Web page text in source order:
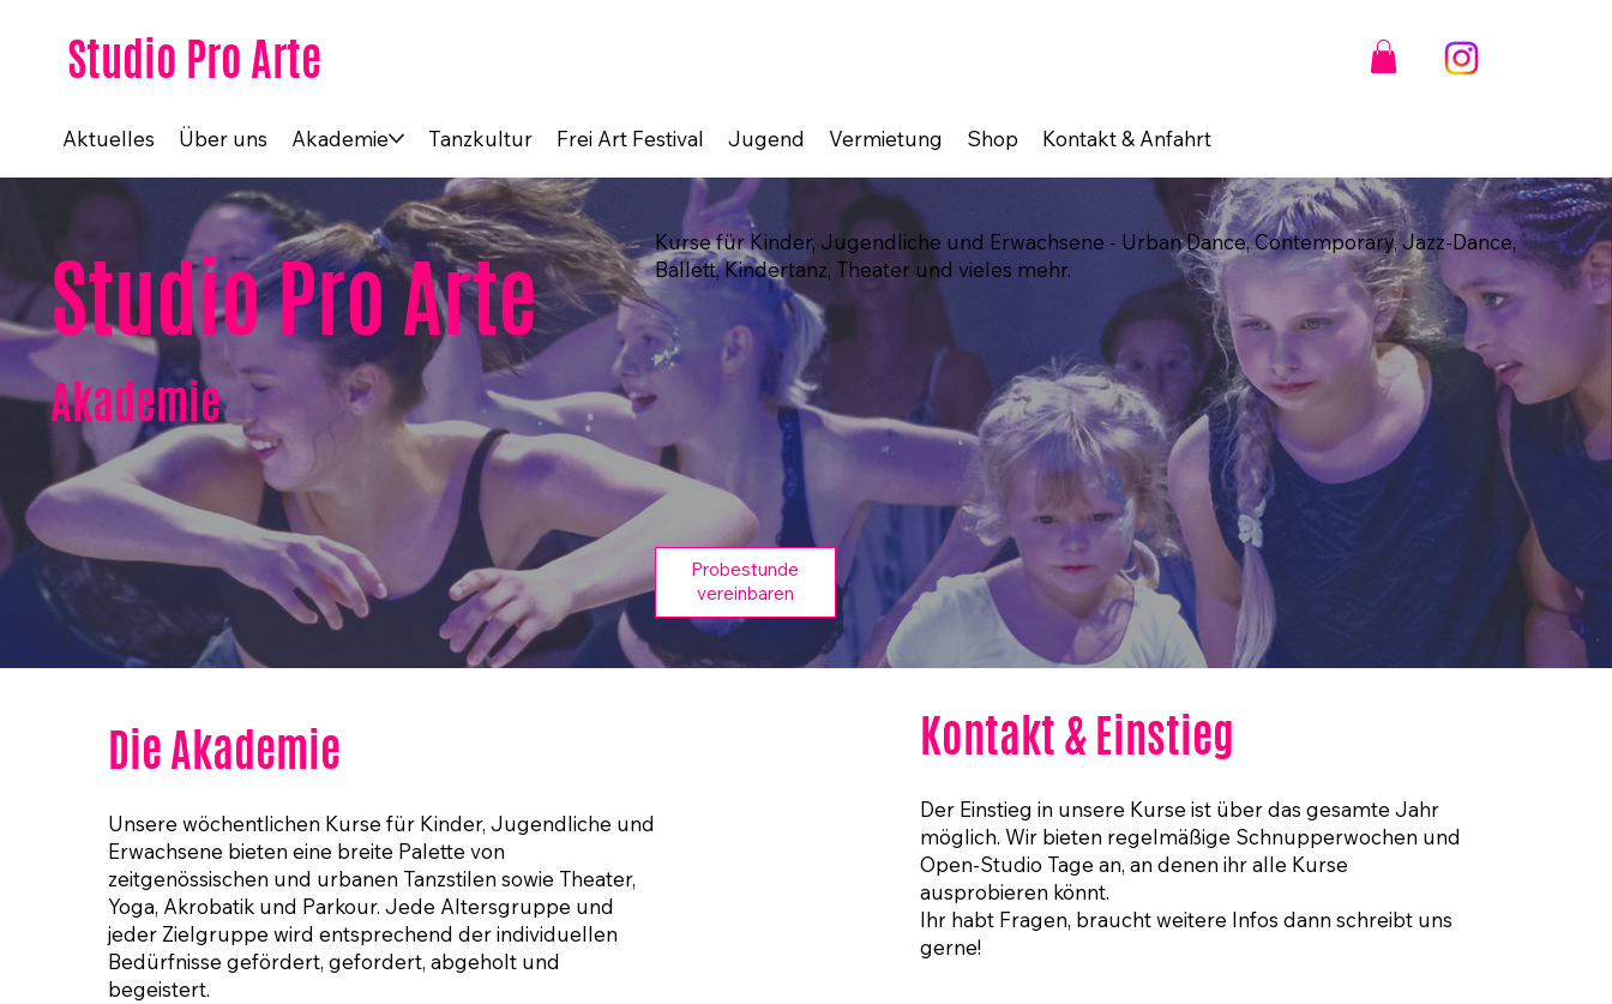
Studio Pro Arte
Aktuelles Über uns Akademie Tanzkultur Frei Art Festival Jugend Vermietung Shop Kontakt & Anfahrt
Akademie
Studio Pro Arte
Kurse für Kinder, Jugendliche und Erwachsene - Urban Dance, Contemporary, Jazz-Dance,
Ballett, Kindertanz, Theater und vieles mehr.
Probestunde
vereinbaren
Unsere wöchentlichen Kurse für Kinder, Jugendliche und
Erwachsene bieten eine breite Palette von
zeitgenössischen und urbanen Tanzstilen sowie Theater,
Yoga, Akrobatik und Parkour. Jede Altersgruppe und
jeder Zielgruppe wird entsprechend der individuellen
Bedürfnisse gefördert, gefordert, abgeholt und
begeistert.
Die Akademie
Der Einstieg in unsere Kurse ist über das gesamte Jahr
möglich. Wir bieten regelmäßige Schnupperwochen und
Open-Studio Tage an, an denen ihr alle Kurse
ausprobieren könnt.
Ihr habt Fragen, braucht weitere Infos dann schreibt uns
gerne!
Kontakt & Einstieg